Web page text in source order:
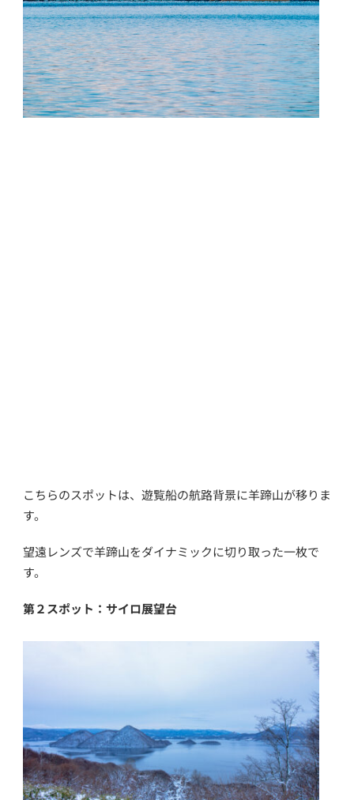
こちらのスポットは、遊覧船の航路背景に羊蹄山が移りま
す。
望遠レンズで羊蹄山をダイナミックに切り取った一枚で
す。
第２スポット：サイロ展望台